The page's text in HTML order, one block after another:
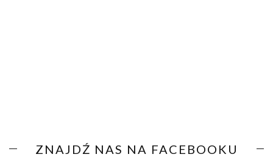
ZNAJDŹ NAS NA FACEBOOKU